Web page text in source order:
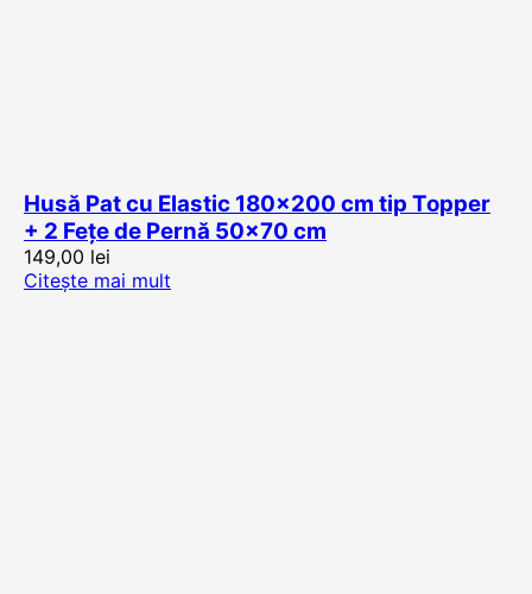
Husă Pat cu Elastic 180×200 cm tip Topper
+ 2 Fețe de Pernă 50×70 cm
149,00 lei
Citește mai mult